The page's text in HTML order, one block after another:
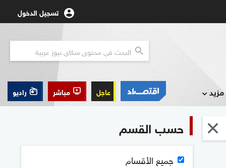
تسجيل الدخول
مزيد عاجل مباشر راديو
حسب القسم
جميع الأقسام